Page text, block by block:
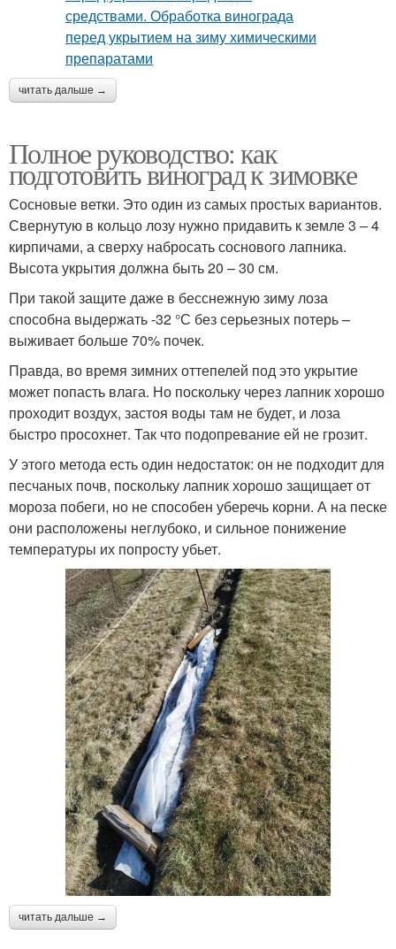
читать дальше →
Полное руководство: как
подготовить виноград к зимовке
Сосновые ветки. Это один из самых простых вариантов.
Свернутую в кольцо лозу нужно придавить к земле 3 – 4
кирпичами, а сверху набросать соснового лапника.
Высота укрытия должна быть 20 – 30 см.
При такой защите даже в бесснежную зиму лоза
способна выдержать -32 °С без серьезных потерь –
выживает больше 70% почек.
Правда, во время зимних оттепелей под это укрытие
может попасть влага. Но поскольку через лапник хорошо
проходит воздух, застоя воды там не будет, и лоза
быстро просохнет. Так что подопревание ей не грозит.
У этого метода есть один недостаток: он не подходит для
песчаных почв, поскольку лапник хорошо защищает от
мороза побеги, но не способен уберечь корни. А на песке
они расположены неглубоко, и сильное понижение
температуры их попросту убьет.
читать дальше →